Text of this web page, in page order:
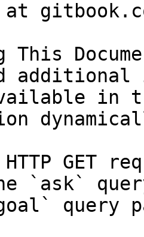
at
This
in
GET
`ask`
query